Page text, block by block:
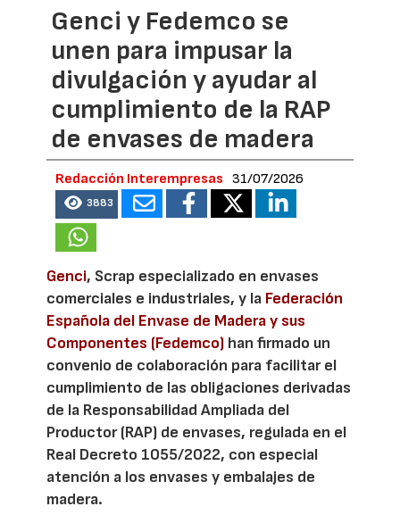
Genci y Fedemco se
unen para impusar la
divulgación y ayudar al
cumplimiento de la RAP
de envases de madera
Redacción Interempresas 31/07/2026
3883
Genci, Scrap especializado en envases
comerciales e industriales, y la Federación
Española del Envase de Madera y sus
Componentes (Fedemco) han firmado un
convenio de colaboración para facilitar el
cumplimiento de las obligaciones derivadas
de la Responsabilidad Ampliada del
Productor (RAP) de envases, regulada en el
Real Decreto 1055/2022, con especial
atención a los envases y embalajes de
madera.